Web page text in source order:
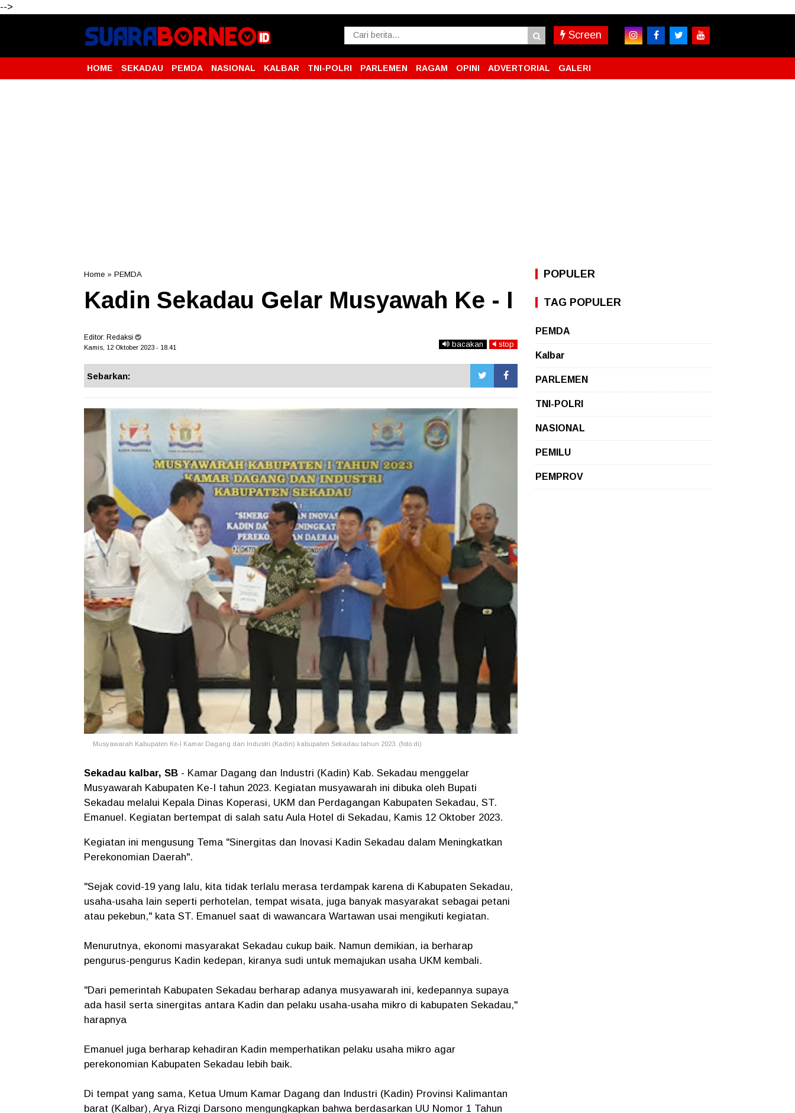
-->
Screen
HOME SEKADAU PEMDA NASIONAL KALBAR TNI-POLRI PARLEMEN RAGAM OPINI ADVERTORIAL GALERI
Home » PEMDA
Kadin Sekadau Gelar Musyawah Ke - I
Editor: Redaksi
Kamis, 12 Oktober 2023 - 18.41 bacakan stop
Sebarkan:
Musyawarah Kabupaten Ke-I Kamar Dagang dan Industri (Kadin) kabupaten Sekadau tahun 2023. (foto:di)
Sekadau kalbar, SB - Kamar Dagang dan Industri (Kadin) Kab. Sekadau menggelar
Musyawarah Kabupaten Ke-I tahun 2023. Kegiatan musyawarah ini dibuka oleh Bupati
Sekadau melalui Kepala Dinas Koperasi, UKM dan Perdagangan Kabupaten Sekadau, ST.
Emanuel. Kegiatan bertempat di salah satu Aula Hotel di Sekadau, Kamis 12 Oktober 2023.
Kegiatan ini mengusung Tema "Sinergitas dan Inovasi Kadin Sekadau dalam Meningkatkan
Perekonomian Daerah".
"Sejak covid-19 yang lalu, kita tidak terlalu merasa terdampak karena di Kabupaten Sekadau,
usaha-usaha lain seperti perhotelan, tempat wisata, juga banyak masyarakat sebagai petani
atau pekebun," kata ST. Emanuel saat di wawancara Wartawan usai mengikuti kegiatan.
Menurutnya, ekonomi masyarakat Sekadau cukup baik. Namun demikian, ia berharap
pengurus-pengurus Kadin kedepan, kiranya sudi untuk memajukan usaha UKM kembali.
"Dari pemerintah Kabupaten Sekadau berharap adanya musyawarah ini, kedepannya supaya
ada hasil serta sinergitas antara Kadin dan pelaku usaha-usaha mikro di kabupaten Sekadau,"
harapnya
Emanuel juga berharap kehadiran Kadin memperhatikan pelaku usaha mikro agar
perekonomian Kabupaten Sekadau lebih baik.
Di tempat yang sama, Ketua Umum Kamar Dagang dan Industri (Kadin) Provinsi Kalimantan
barat (Kalbar), Arya Rizqi Darsono mengungkapkan bahwa berdasarkan UU Nomor 1 Tahun
POPULER
TAG POPULER
PEMDA
Kalbar
PARLEMEN
TNI-POLRI
NASIONAL
PEMILU
PEMPROV